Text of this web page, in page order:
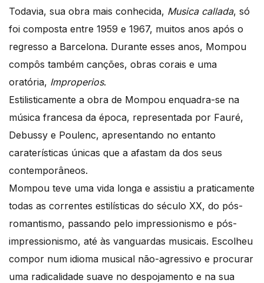
Todavia, sua obra mais conhecida, Musica callada, só
foi composta entre 1959 e 1967, muitos anos após o
regresso a Barcelona. Durante esses anos, Mompou
compôs também canções, obras corais e uma
oratória, Improperios.
Estilisticamente a obra de Mompou enquadra-se na
música francesa da época, representada por Fauré,
Debussy e Poulenc, apresentando no entanto
caraterísticas únicas que a afastam da dos seus
contemporâneos.
Mompou teve uma vida longa e assistiu a praticamente
todas as correntes estilísticas do século XX, do pós-
romantismo, passando pelo impressionismo e pós-
impressionismo, até às vanguardas musicais. Escolheu
compor num idioma musical não-agressivo e procurar
uma radicalidade suave no despojamento e na sua